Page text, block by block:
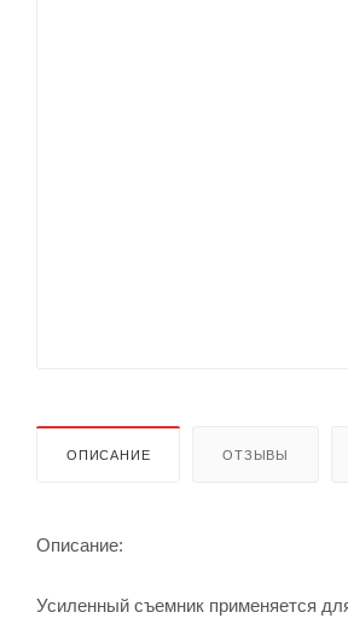
ОПИСАНИЕ ОТЗЫВЫ
Описание:
Усиленный съемник применяется